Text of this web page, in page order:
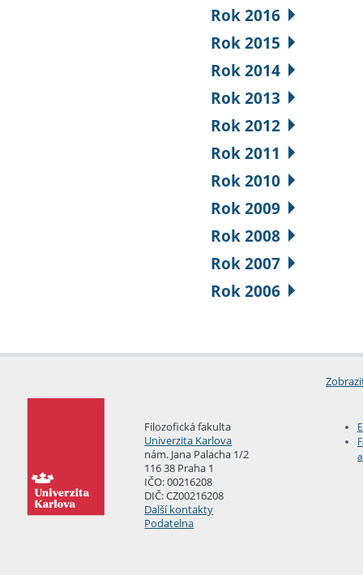
Rok 2016
Rok 2015
Rok 2014
Rok 2013
Rok 2012
Rok 2011
Rok 2010
Rok 2009
Rok 2008
Rok 2007
Rok 2006
Filozofická fakulta
Univerzita Karlova
nám. Jana Palacha 1/2
116 38 Praha 1
IČO: 00216208
DIČ: CZ00216208
Další kontakty
Podatelna